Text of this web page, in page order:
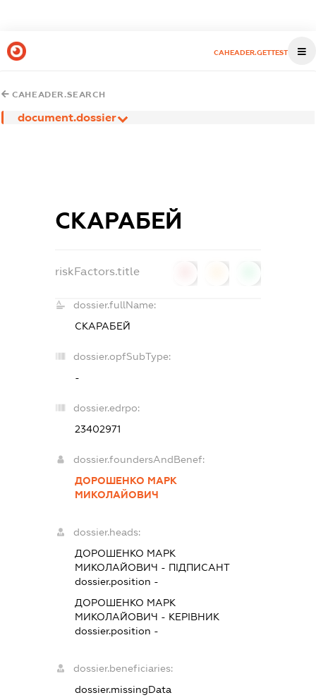
CAHEADER.GETTEST
CAHEADER.SEARCH
document.dossier
СКАРАБЕЙ
riskFactors.title
dossier.fullName:
СКАРАБЕЙ
dossier.opfSubType:
-
dossier.edrpo:
23402971
dossier.foundersAndBenef:
ДОРОШЕНКО МАРК
МИКОЛАЙОВИЧ
dossier.heads:
ДОРОШЕНКО МАРК
МИКОЛАЙОВИЧ - ПІДПИСАНТ
dossier.position -
ДОРОШЕНКО МАРК
МИКОЛАЙОВИЧ - КЕРІВНИК
dossier.position -
dossier.beneficiaries:
dossier.missingData